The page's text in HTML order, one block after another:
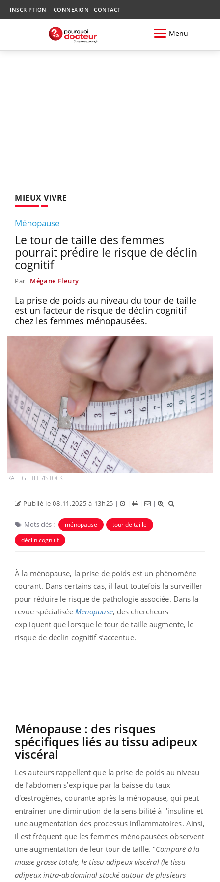
INSCRIPTION CONNEXION CONTACT
Menu
MIEUX VIVRE
Ménopause
Le tour de taille des femmes
pourrait prédire le risque de déclin
cognitif
Par Mégane Fleury
La prise de poids au niveau du tour de taille
est un facteur de risque de déclin cognitif
chez les femmes ménopausées.
RALF GEITHE/ISTOCK
Publié le 08.11.2025 à 13h25 | | | |
Mots clés : ménopause
tour de taille
déclin cognitif
À la ménopause, la prise de poids est un phénomène
courant. Dans certains cas, il faut toutefois la surveiller
pour réduire le risque de pathologie associée. Dans la
revue spécialisée Menopause, des chercheurs
expliquent que lorsque le tour de taille augmente, le
risque de déclin cognitif s’accentue.
Ménopause : des risques
spécifiques liés au tissu adipeux
viscéral
Les auteurs rappellent que la prise de poids au niveau
de l’abdomen s’explique par la baisse du taux
d'œstrogènes, courante après la ménopause, qui peut
entraîner une diminution de la sensibilité à l'insuline et
une augmentation des processus inflammatoires. Ainsi,
il est fréquent que les femmes ménopausées observent
une augmentation de leur tour de taille. "Comparé à la
masse grasse totale, le tissu adipeux viscéral (le tissu
adipeux intra-abdominal stocké autour de plusieurs